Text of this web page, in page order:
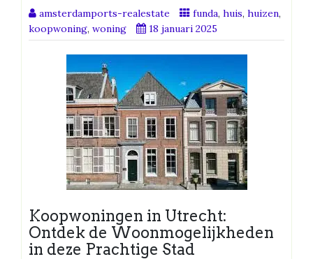
amsterdamports-realestate funda, huis, huizen,
koopwoning, woning 18 januari 2025
Koopwoningen in Utrecht:
Ontdek de Woonmogelijkheden
in deze Prachtige Stad